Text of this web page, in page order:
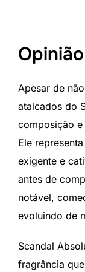
Apesar de
atalcados do
composição e
Ele
exigente e
antes de
notável,
evoluindo de
Scandal
fragrância